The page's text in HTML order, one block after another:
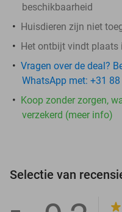
beschikbaarheid
Huisdieren zijn niet
Het ontbijt vindt plaats
Vragen over de deal?
WhatsApp met: +31
Koop zonder zorgen,
verzekerd (meer info)
Selectie van